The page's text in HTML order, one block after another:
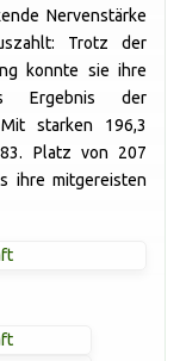
Nervenstärke
Trotz der
konnte sie ihre
Ergebnis der
starken 196,3
Platz von 207
ihre mitgereisten